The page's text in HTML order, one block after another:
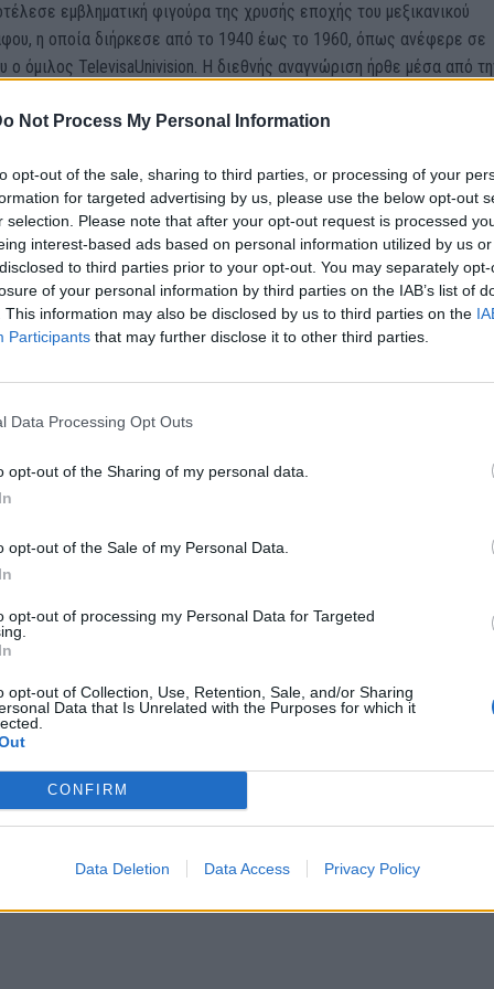
Not Process My Personal Information
opt-out of the sale, sharing to third parties, or processing of your
for targeted advertising by us, please use the below opt-out
selection. Please note that after your opt-out request is processed
interest-based ads based on personal information utilized by us
to third parties prior to your opt-out. You may separately
of your personal information by third parties on the IAB’s list of
This information may also be disclosed by us to third parties on the
Participants that may further disclose it to other third parties.
Data Processing Opt Outs
opt-out of the Sharing of my personal data.
opt-out of the Sale of my Personal Data.
opt-out of processing my Personal Data for Targeted
opt-out of Collection, Use, Retention, Sale, and/or Sharing
Data that Is Unrelated with the Purposes for which it
CONFIRM
Data Deletion Data Access Privacy Policy
εμβληματική φιγούρα της χρυσής εποχής του μεξικανικού
η οποία διήρκεσε από το 1940 έως το 1960, όπως ανέφερε σε
ο όμιλος TelevisaUnivision. Η διεθνής αναγνώριση ήρθε μέσα από
συμπαραγωγή που τιμήθηκε με τον Χρυσό Φοίνικα στο Φεστιβάλ
στην Ισπανία και επικρίθηκε έντονα από το Βατικανό.
πρωταγωνίστησε επίσης σε δύο ακόμη ταινίες του Μπουνιουέλ,
μαύρη κωμωδία El Ángel Exterminador το 1962 και το Simón del
όπου υποδύθηκε τον διάβολο.